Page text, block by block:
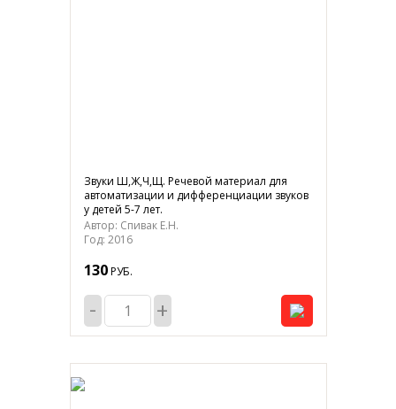
Звуки Ш,Ж,Ч,Щ. Речевой материал для
автоматизации и дифференциации звуков
у детей 5-7 лет.
Автор: Спивак Е.Н.
Год: 2016
130РУБ.
- +